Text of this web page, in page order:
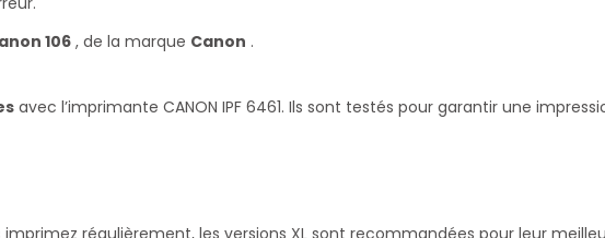
106 , de la marque Canon .
avec l’imprimante CANON IPF 6461. Ils sont testés pour garantir une
régulièrement, les versions XL sont recommandées pour leur